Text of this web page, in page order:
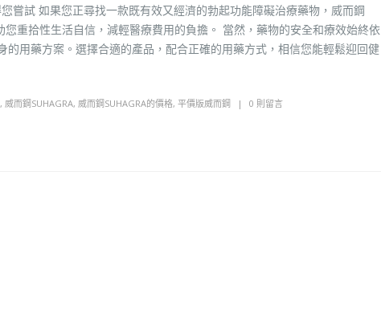
嘗試 如果您正尋找一款既有效又經濟的勃起功能障礙治療藥物，威而鋼
重拾性生活自信，減輕醫療費用的負擔。 當然，藥物的安全和療效始終依
用藥方案。選擇合適的產品，配合正確的用藥方式，相信您能輕鬆迎回健
, 威而鋼SUHAGRA, 威而鋼SUHAGRA的價格, 平價版威而鋼 0 則留言